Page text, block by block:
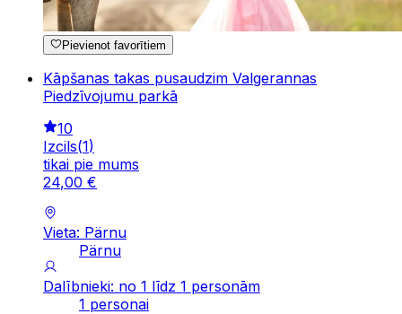
Pievienot favorītiem
Kāpšanas takas pusaudzim Valgerannas
Piedzīvojumu parkā
10
Izcils(1)
tikai pie mums
24,00 €
Vieta: Pärnu
Pärnu
Dalībnieki: no 1 līdz 1 personām
1 personai